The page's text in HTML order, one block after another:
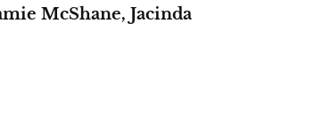
McShane, Jacinda